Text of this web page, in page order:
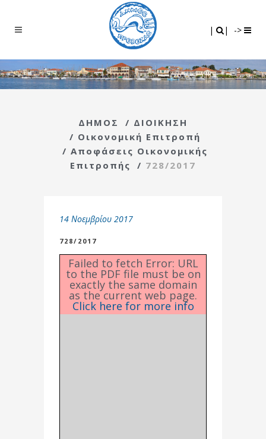
| | ->
ΔΗΜΟΣ / ΔΙΟΙΚΗΣΗ
/ Οικονομική Επιτροπή
/ Αποφάσεις Οικονομικής
Επιτροπής
/ 728/2017
14 Νοεμβρίου 2017
728/2017
Failed to fetch Error: URL
to the PDF file must be on
exactly the same domain
as the current web page.
Click here for more info